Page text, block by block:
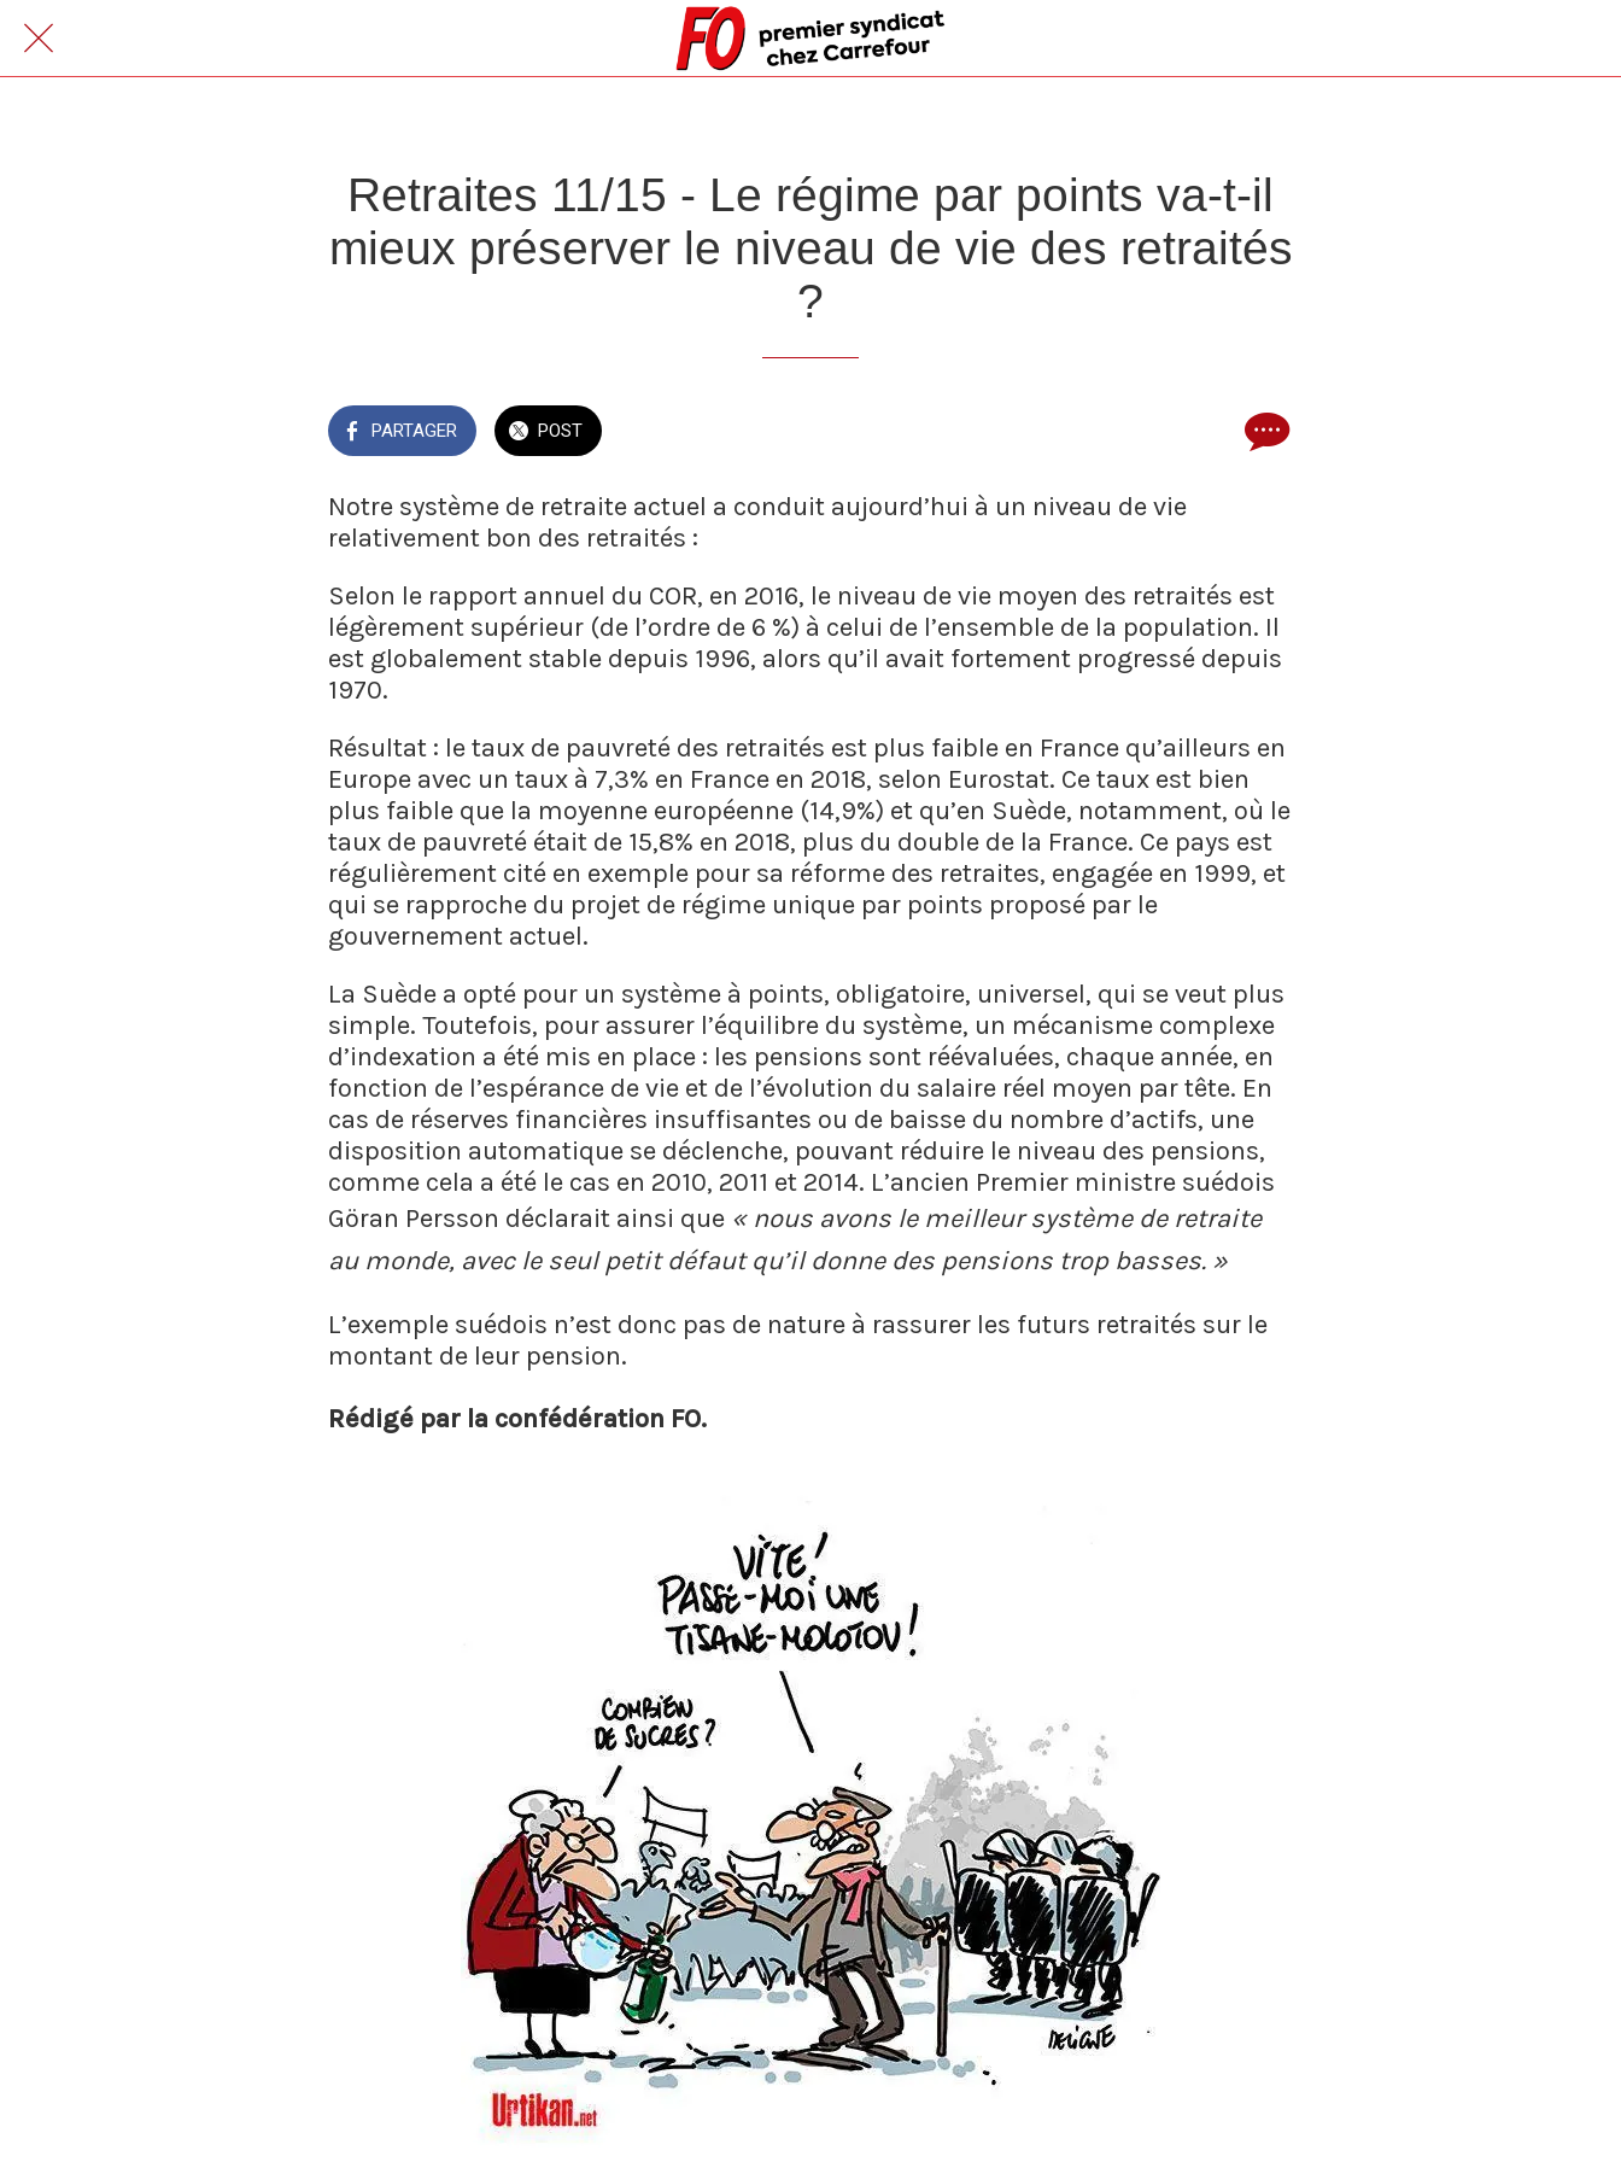
Retraites 11/15 - Le régime par points va-t-il
mieux préserver le niveau de vie des retraités
?
PARTAGER POST
Notre système de retraite actuel a conduit aujourd’hui à un niveau de vie
relativement bon des retraités :
Selon le rapport annuel du COR, en 2016, le niveau de vie moyen des retraités est
légèrement supérieur (de l’ordre de 6 %) à celui de l’ensemble de la population. Il
est globalement stable depuis 1996, alors qu’il avait fortement progressé depuis
1970.
Résultat : le taux de pauvreté des retraités est plus faible en France qu’ailleurs en
Europe avec un taux à 7,3% en France en 2018, selon Eurostat. Ce taux est bien
plus faible que la moyenne européenne (14,9%) et qu’en Suède, notamment, où le
taux de pauvreté était de 15,8% en 2018, plus du double de la France. Ce pays est
régulièrement cité en exemple pour sa réforme des retraites, engagée en 1999, et
qui se rapproche du projet de régime unique par points proposé par le
gouvernement actuel.
La Suède a opté pour un système à points, obligatoire, universel, qui se veut plus
simple. Toutefois, pour assurer l’équilibre du système, un mécanisme complexe
d’indexation a été mis en place : les pensions sont réévaluées, chaque année, en
fonction de l’espérance de vie et de l’évolution du salaire réel moyen par tête. En
cas de réserves financières insuffisantes ou de baisse du nombre d’actifs, une
disposition automatique se déclenche, pouvant réduire le niveau des pensions,
comme cela a été le cas en 2010, 2011 et 2014. L’ancien Premier ministre suédois
Göran Persson déclarait ainsi que « nous avons le meilleur système de retraite
au monde, avec le seul petit défaut qu’il donne des pensions trop basses. »
L’exemple suédois n’est donc pas de nature à rassurer les futurs retraités sur le
montant de leur pension.
Rédigé par la confédération FO.